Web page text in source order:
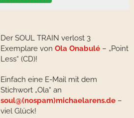
Der SOUL TRAIN verlost 3
Exemplare von Ola Onabulé – „Point
Less“ (CD)!
Einfach eine E-Mail mit dem
Stichwort „Ola“ an
soul@(nospam)michaelarens.de –
viel Glück!